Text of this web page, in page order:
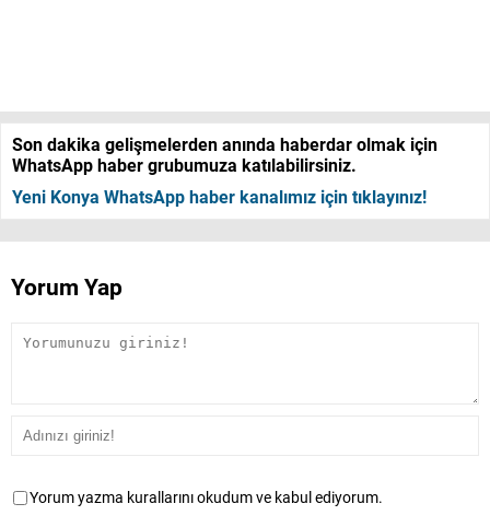
Son dakika gelişmelerden anında haberdar olmak için
WhatsApp haber grubumuza katılabilirsiniz.
Yeni Konya WhatsApp haber kanalımız için tıklayınız!
Yorum Yap
Yorum yazma kurallarını okudum ve kabul ediyorum.